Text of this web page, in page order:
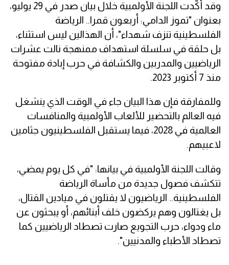
وقد أكَّدت اللجنة الأولمبية خلال بيان صدر في 29 يوليو،
بعنوان "تموز الدامي: أربعون قمرا.. الرياضة
الفلسطينية تنزف شهداء"، أن الهذالين ليس استثناء،
بل حلقة في سلسلة استهداف ممنهجة نالت عشرات
الرياضيين والمدربين والكشافة في حرب إبادة مفتوحة
منذ 7 أكتوبر 2023.
وللمفارقة فإن هذا البيان جاء في الوقت الذي ينشغل
فيه العالم بالتحضير للألعاب الأولمبية والمنافسات
العالمية في 2028، فيما يستقبل الفلسطينيون جثامين
لاعبيهم.
وقالت اللجنة الأولمبية في بيانها: "في كل يوم يمضي،
تتكشف فصول جديدة من مأساة الرياضة
الفلسطينية.. الرياضيون لا يقتلون في ميادين القتال،
بل يغتالون وهم يركضون خلف أبنائهم، أو يبحثون عن
ماء ودواء، حرب التجويع صارت تصطاد الرياضيين كما
تصطاد الأطباء والمدنيين".